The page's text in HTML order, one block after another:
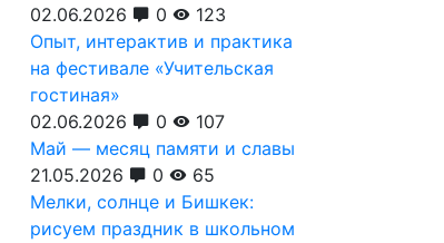
02.06.2026
0
123
Опыт, интерактив и практика
на фестивале «Учительская
гостиная»
02.06.2026
0
107
Май — месяц памяти и славы
21.05.2026
0
65
Мелки, солнце и Бишкек:
рисуем праздник в школьном